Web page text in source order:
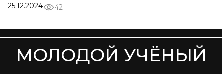
25.12.2024
42
МОЛОДОЙ УЧЁНЫЙ